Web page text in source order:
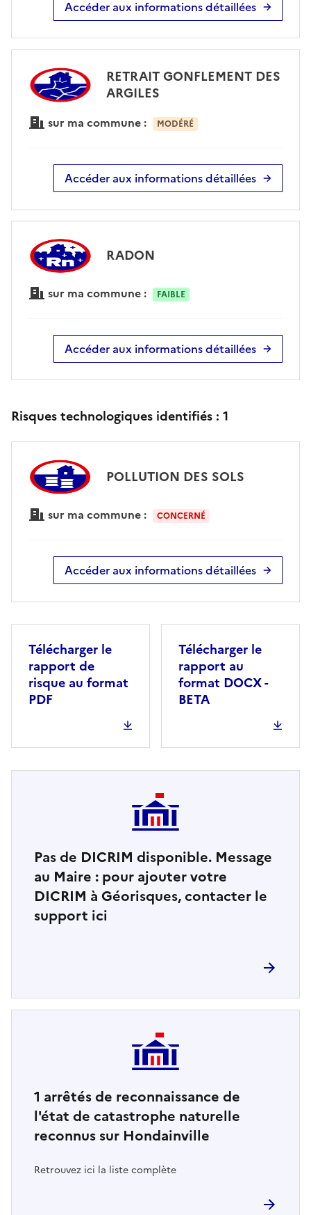
Accéder aux informations détaillées
RETRAIT GONFLEMENT DES
ARGILES
sur ma commune : MODÉRÉ
Accéder aux informations détaillées
RADON
sur ma commune : FAIBLE
Accéder aux informations détaillées
Risques technologiques identifiés : 1
POLLUTION DES SOLS
sur ma commune : CONCERNÉ
Accéder aux informations détaillées
Télécharger le
rapport de
risque au format
PDF
Télécharger le
rapport au
format DOCX -
BETA
Pas de DICRIM disponible. Message
au Maire : pour ajouter votre
DICRIM à Géorisques, contacter le
support ici
1 arrêtés de reconnaissance de
l'état de catastrophe naturelle
reconnus sur Hondainville
Retrouvez ici la liste complète